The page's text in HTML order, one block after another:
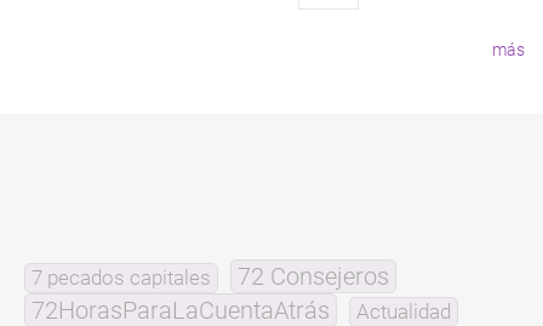
más
7 pecados capitales
72 Consejeros
72HorasParaLaCuentaAtrás
Actualidad